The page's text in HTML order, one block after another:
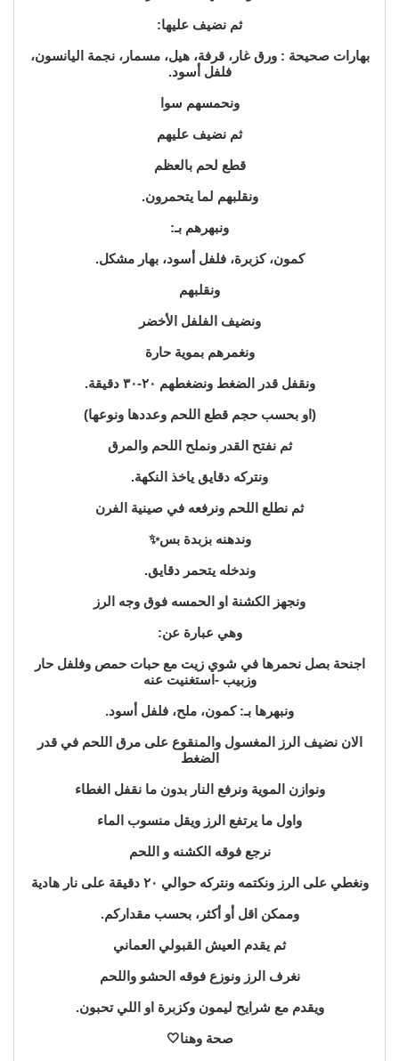
ثم نضيف عليها:
بهارات صحيحة : ورق غار، قرفة، هيل، مسمار، نجمة اليانسون،
فلفل أسود.
ونحمسهم سوا
ثم نضيف عليهم
قطع لحم بالعظم
ونقلبهم لما يتحمرون.
ونبهرهم بـ:
كمون، كزبرة، فلفل أسود، بهار مشكل.
ونقلبهم
ونضيف الفلفل الأخضر
ونغمرهم بموية حارة
ونقفل قدر الضغط ونضغطهم ٢٠-٣٠ دقيقة.
(او بحسب حجم قطع اللحم وعددها ونوعها)
ثم نفتح القدر ونملح اللحم والمرق
ونتركه دقايق ياخذ النكهة.
ثم نطلع اللحم ونرفعه في صينية الفرن
وندهنه بزبدة بس✨
وندخله يتحمر دقايق.
ونجهز الكشنة او الحمسه فوق وجه الرز
وهي عبارة عن:
اجنحة بصل نحمرها في شوي زيت مع حبات حمص وفلفل حار
وزبيب -استغنيت عنه
ونبهرها بـ: كمون، ملح، فلفل أسود.
الان نضيف الرز المغسول والمنقوع على مرق اللحم في قدر
الضغط
ونوازن الموية ونرفع النار بدون ما نقفل الغطاء
واول ما يرتفع الرز ويقل منسوب الماء
نرجع فوقه الكشنه و اللحم
ونغطي على الرز ونكتمه ونتركه حوالي ٢٠ دقيقة على نار هادية
وممكن اقل أو أكثر، بحسب مقداركم.
ثم يقدم العيش القبولي العماني
نغرف الرز ونوزع فوقه الحشو واللحم
ويقدم مع شرايح ليمون وكزبرة او اللي تحبون.
صحة وهنا🤍